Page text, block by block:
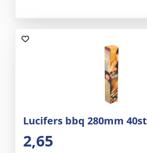
Lucifers bbq 280mm 40st
2,65